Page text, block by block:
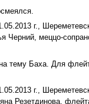
г.,
Черний, меццо-
тему Баха. Для
г.,
Резетдинова,